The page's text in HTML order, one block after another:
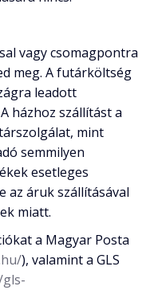
vagy csomagpontra
meg. A futárköltség
leadott
házhoz szállítást a
mint
semmilyen
esetleges
az áruk szállításával
miatt.
a Magyar Posta
), valamint a GLS